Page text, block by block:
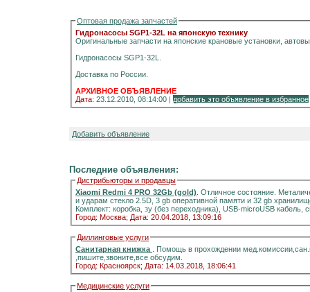
Оптовая продажа запчастей
Гидронасосы SGP1-32L на японскую технику
Оригинальные запчасти на японские крановые установки,
Гидронасосы SGP1-32L.
Доставка по России.
АРХИВНОЕ ОБЪЯВЛЕНИЕ
Дата: 23.12.2010, 08:14:00 | добавить это объявление в избранное
Добавить объявление
Последние объявления:
Дистрибьюторы и продавцы
Xiaomi Redmi 4 PRO 32Gb (gold) . Отличное состояние.
и ударам стекло 2.5D, 3 gb оперативной памяти и 32 gb
Комплект: коробка, зу (без переходника), USB-microUSB
Город: Москва; Дата: 20.04.2018, 13:09:16
Диллинговые услуги
Санитарная книжка
. Помощь в прохождении
,пишите,звоните,все обсудим.
Город: Красноярск; Дата: 14.03.2018, 18:06:41
Медицинские услуги